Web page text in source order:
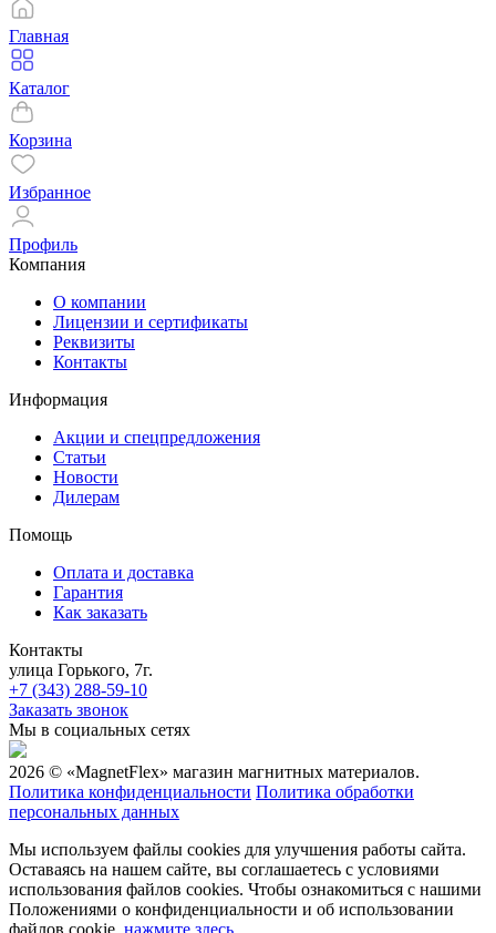
Главная
Каталог
Корзина
Избранное
Профиль
Компания
О компании
Лицензии и сертификаты
Реквизиты
Контакты
Информация
Акции и спецпредложения
Статьи
Новости
Дилерам
Помощь
Оплата и доставка
Гарантия
Как заказать
Контакты
улица Горького, 7г.
+7 (343) 288-59-10
Заказать звонок
Мы в социальных сетях
2026 © «MagnetFlex» магазин магнитных материалов.
Политика конфиденциальности Политика обработки
персональных данных
Мы используем файлы cookies для улучшения работы сайта.
Оставаясь на нашем сайте, вы соглашаетесь с условиями
использования файлов cookies. Чтобы ознакомиться с нашими
Положениями о конфиденциальности и об использовании